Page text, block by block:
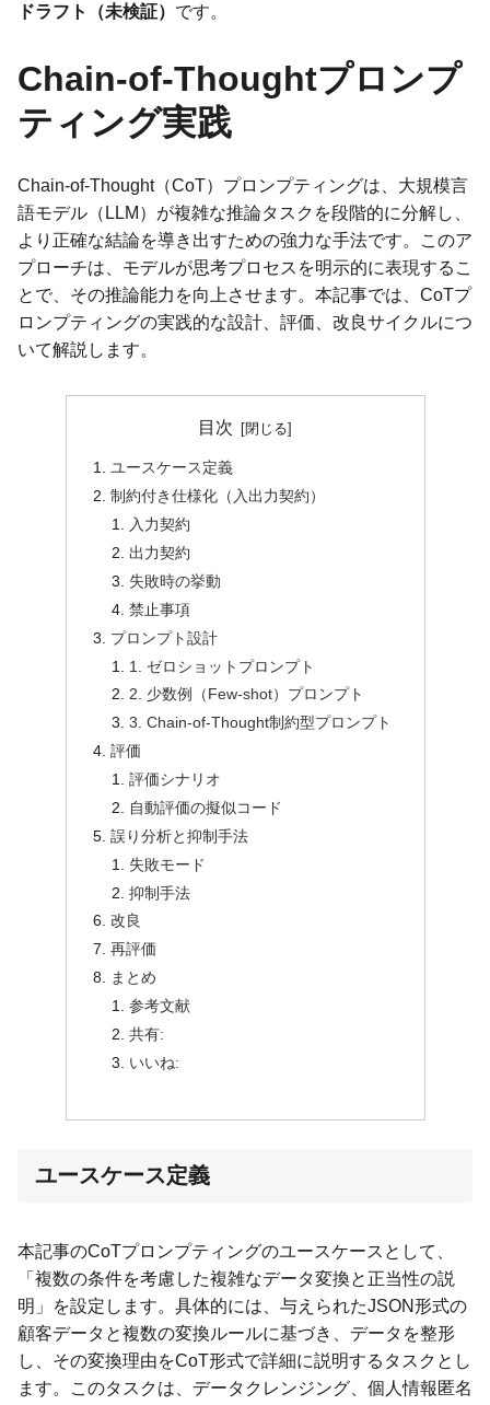
ドラフト（未検証） です。
Chain-of-Thoughtプロンプ
ティング実践
Chain-of-Thought（CoT）プロンプティングは、大規模言
語モデル（LLM）が複雑な推論タスクを段階的に分解し、
より正確な結論を導き出すための強力な手法です。このア
プローチは、モデルが思考プロセスを明示的に表現するこ
とで、その推論能力を向上させます。本記事では、CoTプ
ロンプティングの実践的な設計、評価、改良サイクルにつ
いて解説します。
目次
ユースケース定義
制約付き仕様化（入出力契約）
入力契約
出力契約
失敗時の挙動
禁止事項
プロンプト設計
1. ゼロショットプロンプト
2. 少数例（Few-shot）プロンプト
3. Chain-of-Thought制約型プロンプト
評価
評価シナリオ
自動評価の擬似コード
誤り分析と抑制手法
失敗モード
抑制手法
改良
再評価
まとめ
参考文献
共有:
いいね:
ユースケース定義
本記事のCoTプロンプティングのユースケースとして、
「複数の条件を考慮した複雑なデータ変換と正当性の説
明」を設定します。具体的には、与えられたJSON形式の
顧客データと複数の変換ルールに基づき、データを整形
し、その変換理由をCoT形式で詳細に説明するタスクとし
ます。このタスクは、データクレンジング、個人情報匿名